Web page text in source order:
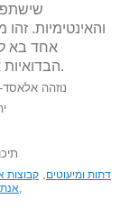
והאינטימיות.
אחד בא
הבדואיות אך מצד שני בא להגן עליהן.
נוזהה אלאסד-
דתות ומיעוטים, קבוצות
,